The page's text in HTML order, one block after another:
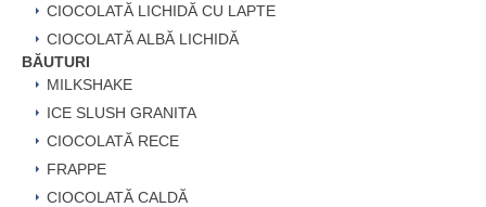
CIOCOLATĂ LICHIDĂ CU LAPTE
CIOCOLATĂ ALBĂ LICHIDĂ
BĂUTURI
MILKSHAKE
ICE SLUSH GRANITA
CIOCOLATĂ RECE
FRAPPE
CIOCOLATĂ CALDĂ